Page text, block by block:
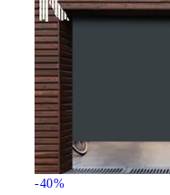
-40%